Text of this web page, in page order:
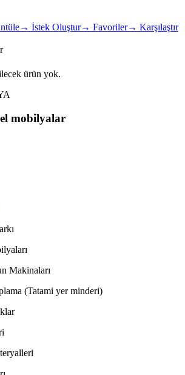
→ İstek Oluştur→ Favoriler→ Karşılaştır
ürün yok.
mobilyalar
Makinaları
(Tatami yer minderi)